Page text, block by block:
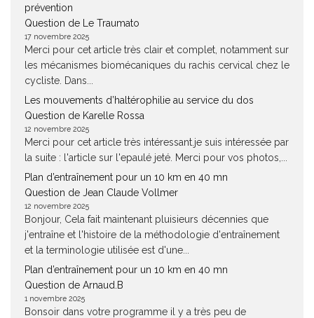
prévention
Question de Le Traumato
17 novembre 2025
Merci pour cet article très clair et complet, notamment sur
les mécanismes biomécaniques du rachis cervical chez le
cycliste. Dans...
Les mouvements d’haltérophilie au service du dos
Question de Karelle Rossa
12 novembre 2025
Merci pour cet article très intéressant.je suis intéressée par
la suite : l'article sur l'epaulé jeté. Merci pour vos photos,...
Plan d’entraînement pour un 10 km en 40 mn
Question de Jean Claude Vollmer
12 novembre 2025
Bonjour, Cela fait maintenant pluisieurs décennies que
j'entraîne et l'histoire de la méthodologie d'entraînement
et la terminologie utilisée est d'une...
Plan d’entraînement pour un 10 km en 40 mn
Question de Arnaud.B
1 novembre 2025
Bonsoir dans votre programme il y a très peu de